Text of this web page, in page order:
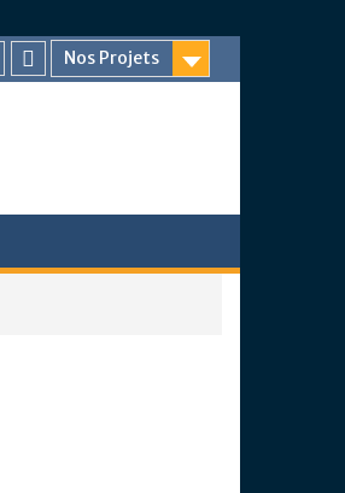
Nos Projets
Chaîne